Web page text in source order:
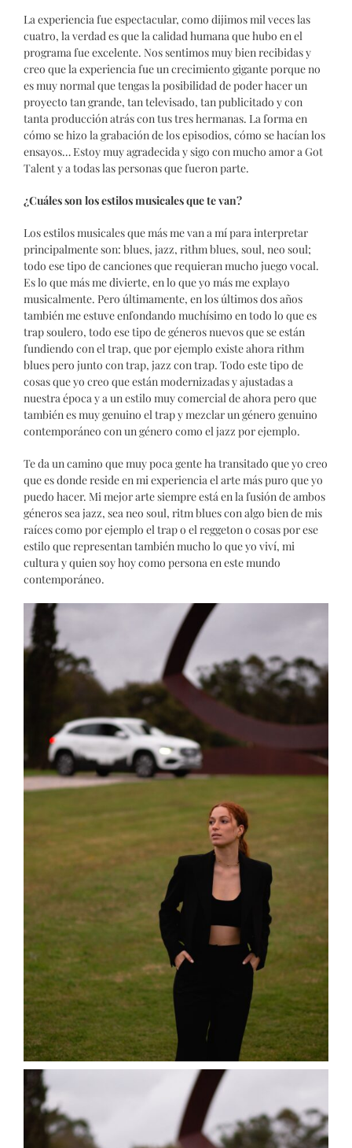
La experiencia fue espectacular, como dijimos mil veces las
cuatro, la verdad es que la calidad humana que hubo en el
programa fue excelente. Nos sentimos muy bien recibidas y
creo que la experiencia fue un crecimiento gigante porque no
es muy normal que tengas la posibilidad de poder hacer un
proyecto tan grande, tan televisado, tan publicitado y con
tanta producción atrás con tus tres hermanas. La forma en
cómo se hizo la grabación de los episodios, cómo se hacían los
ensayos… Estoy muy agradecida y sigo con mucho amor a Got
Talent y a todas las personas que fueron parte.
¿Cuáles son los estilos musicales que te van?
Los estilos musicales que más me van a mí para interpretar
principalmente son: blues, jazz, rithm blues, soul, neo soul;
todo ese tipo de canciones que requieran mucho juego vocal.
Es lo que más me divierte, en lo que yo más me explayo
musicalmente. Pero últimamente, en los últimos dos años
también me estuve enfondando muchísimo en todo lo que es
trap soulero, todo ese tipo de géneros nuevos que se están
fundiendo con el trap, que por ejemplo existe ahora rithm
blues pero junto con trap, jazz con trap. Todo este tipo de
cosas que yo creo que están modernizadas y ajustadas a
nuestra época y a un estilo muy comercial de ahora pero que
también es muy genuino el trap y mezclar un género genuino
contemporáneo con un género como el jazz por ejemplo.
Te da un camino que muy poca gente ha transitado que yo creo
que es donde reside en mi experiencia el arte más puro que yo
puedo hacer. Mi mejor arte siempre está en la fusión de ambos
géneros sea jazz, sea neo soul, ritm blues con algo bien de mis
raíces como por ejemplo el trap o el reggeton o cosas por ese
estilo que representan también mucho lo que yo viví, mi
cultura y quien soy hoy como persona en este mundo
contemporáneo.